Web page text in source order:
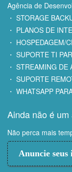
Agência de
・ STORAGE
・ PLANOS DE
・ HOSPEDAGEM/
・ SUPORTE TI
・ STREAMING
・ SUPORTE
・ WHATSAPP
Ainda não é
Não perca mais
Anuncie seus